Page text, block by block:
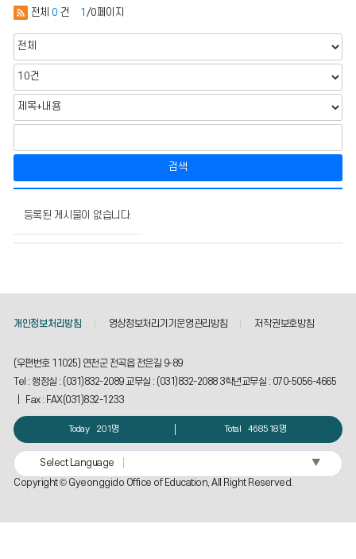
전체 0 건 1 /0페이지
검색
방
창
의
시
번
호,
제
목,
작
성
자,
등록된 게시물이 없습니다.
개인정보처리방침 영상정보처리기기운영관리방침 저작권보호방침
(우편번호 11025) 연천군 전곡읍 전은길 9-89
Tel : 행정실 : (031)832-2089 교무실 : (031)832-2088 3학년교무실 : 070-5056-4665
| Fax : FAX(031)832-1233
Today 201명 Total 468518명
Select Language
▼
Copyright © Gyeonggido Office of Education, All Right Reserved.